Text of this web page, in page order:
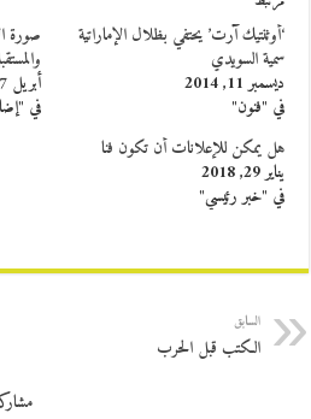
‘أوثنتيك آرت’ يحتفي بظلال الإماراتية
سمية السويدي
ديسمبر 11, 2014
في "فنون"
صورة
أبريل 17, 2015
في
هل يمكن للإعلانات أن تكون فنا
يناير 29, 2018
في "خبر رئيسي"
السابق
الكتب قبل الحرب